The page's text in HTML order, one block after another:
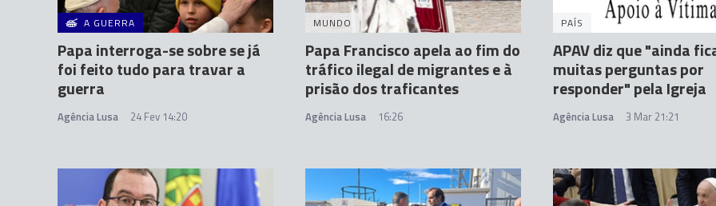
A GUERRA
Papa interroga-se sobre se já
foi feito tudo para travar a
guerra
Agência Lusa 24 Fev 14:20
MUNDO
Papa Francisco apela ao fim do
tráfico ilegal de migrantes e à
prisão dos traficantes
Agência Lusa 16:26
PAÍS
APAV diz que "ainda
muitas perguntas por
responder" pela Igreja
Agência Lusa 3 Mar 21:21